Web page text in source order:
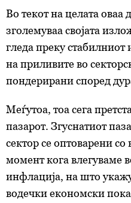
Во текот на целата оваа
зголемуваа својата
гледа преку стабилниот
на приливите во
пондерирани според
Меѓутоа, тоа сега
пазарот. Згуснатиот
сектор се оптоварени со
момент кога влегуваме
инфлација, на што
водечки економски